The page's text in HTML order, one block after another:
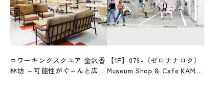
コワーキングスクエア 金沢香
林坊 ～可能性がぐ～んと広が
【1F】076-（ゼロナナロク）
Museum Shop & Cafe KAMU